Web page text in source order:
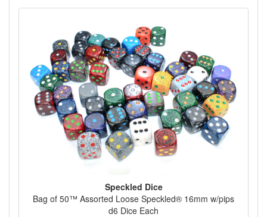
Speckled Dice
Bag of 50™ Assorted Loose Speckled® 16mm w/pips
d6 Dice Each